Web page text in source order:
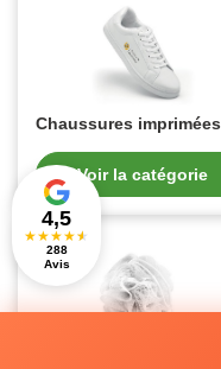
Chaussures imprimées
Voir la catégorie
4,5
★★★★★
288
Avis